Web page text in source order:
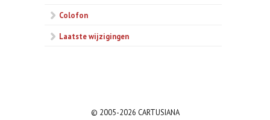
Colofon
Laatste wijzigingen
© 2005-2026 CARTUSIANA